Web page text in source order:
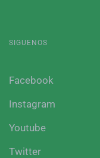
SIGUENOS
Facebook
Instagram
Youtube
Twitter